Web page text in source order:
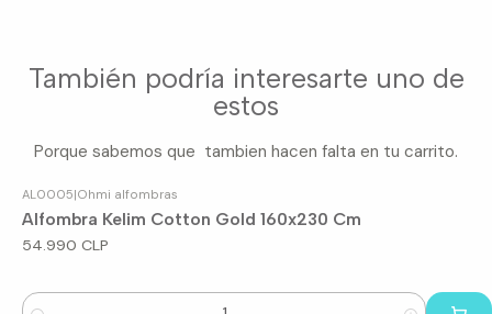
También podría interesarte uno de
estos
Porque sabemos que tambien hacen falta en tu carrito.
AL0005|Ohmi alfombras
Alfombra Kelim Cotton Gold 160x230 Cm
54.990 CLP